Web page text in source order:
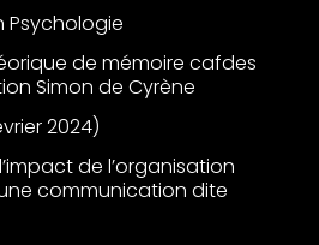
Psychologie
de mémoire cafdes
Simon de Cyrène
2024)
de l’organisation
communication dite